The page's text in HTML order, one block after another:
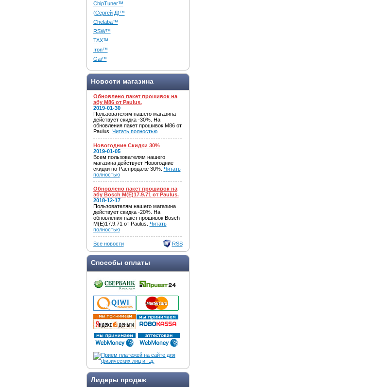
ChipTuner™
(Сергей Д)™
Chelaba™
RSW™
TAX™
Iron™
Gai™
Новости магазина
Обновлено пакет прошивок на
эбу M86 от Paulus.
2019-01-30
Пользователям нашего магазина
действует скидка -30%. На
обновления пакет прошивок M86 от
Paulus. Читать полностью
Новогодние Скидки 30%
2019-01-05
Всем пользователям нашего
магазина действует Новогодние
скидки по Распродаже 30%. Читать
полностью
Обновлено пакет прошивок на
эбу Bosch M(E)17.9.71 от Paulus.
2018-12-17
Пользователям нашего магазина
действует скидка -20%. На
обновления пакет прошивок Bosch
M(E)17.9.71 от Paulus. Читать
полностью
Все новости RSS
Способы оплаты
Лидеры продаж